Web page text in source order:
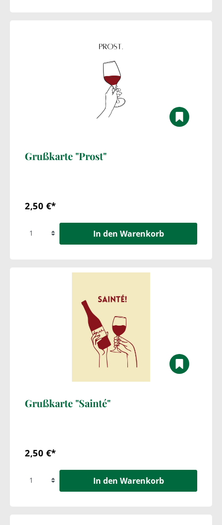
Grußkarte "Prost"
2,50 €*
In den Warenkorb
Grußkarte "Sainté"
2,50 €*
In den Warenkorb